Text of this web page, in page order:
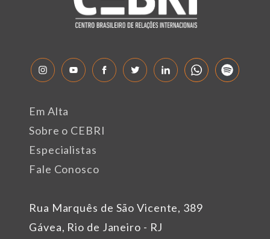
Rua Marquês de São Vicente, 389
Gávea, Rio de Janeiro - RJ
Em Alta
Sobre o CEBRI
Especialistas
Fale Conosco